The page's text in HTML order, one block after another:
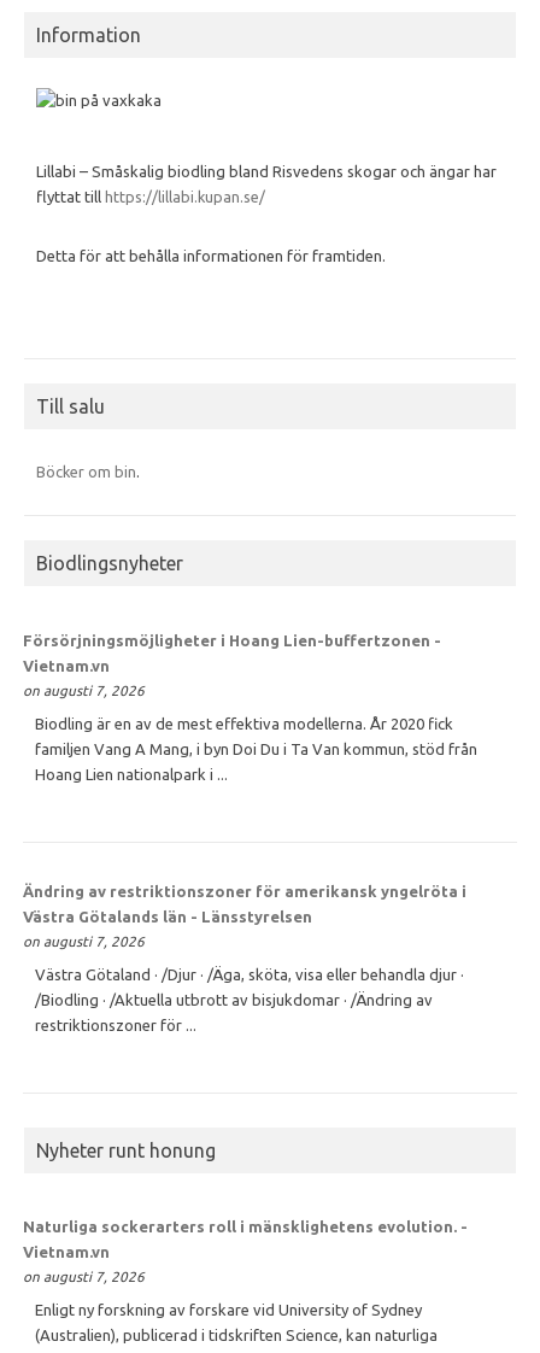
Information
Lillabi – Småskalig biodling bland Risvedens skogar och ängar har
flyttat till https://lillabi.kupan.se/
Detta för att behålla informationen för framtiden.
Till salu
Böcker om bin.
Biodlingsnyheter
Försörjningsmöjligheter i Hoang Lien-buffertzonen -
Vietnam.vn
on augusti 7, 2026
Biodling är en av de mest effektiva modellerna. År 2020 fick
familjen Vang A Mang, i byn Doi Du i Ta Van kommun, stöd från
Hoang Lien nationalpark i ...
Ändring av restriktionszoner för amerikansk yngelröta i
Västra Götalands län - Länsstyrelsen
on augusti 7, 2026
Västra Götaland · /Djur · /Äga, sköta, visa eller behandla djur ·
/Biodling · /Aktuella utbrott av bisjukdomar · /Ändring av
restriktionszoner för ...
Nyheter runt honung
Naturliga sockerarters roll i mänsklighetens evolution. -
Vietnam.vn
on augusti 7, 2026
Enligt ny forskning av forskare vid University of Sydney
(Australien), publicerad i tidskriften Science, kan naturliga